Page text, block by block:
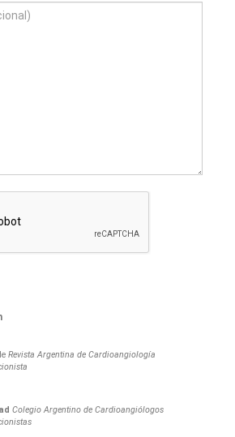
Revista Argentina de Cardioangiología
Colegio Argentino de Cardioangiólogos